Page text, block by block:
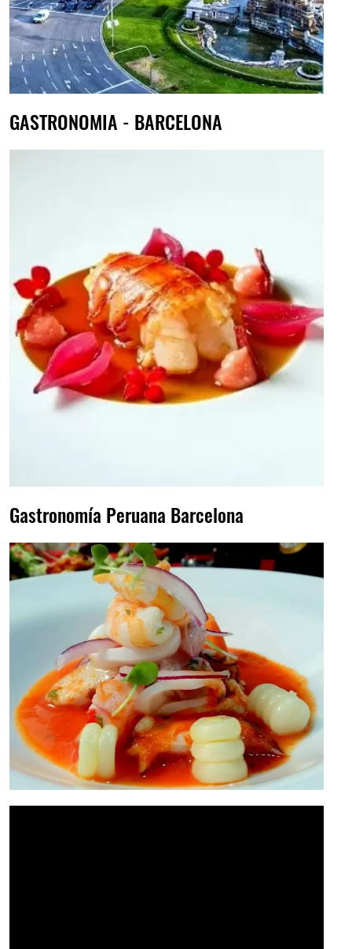
GASTRONOMIA - BARCELONA
Gastronomía Peruana Barcelona